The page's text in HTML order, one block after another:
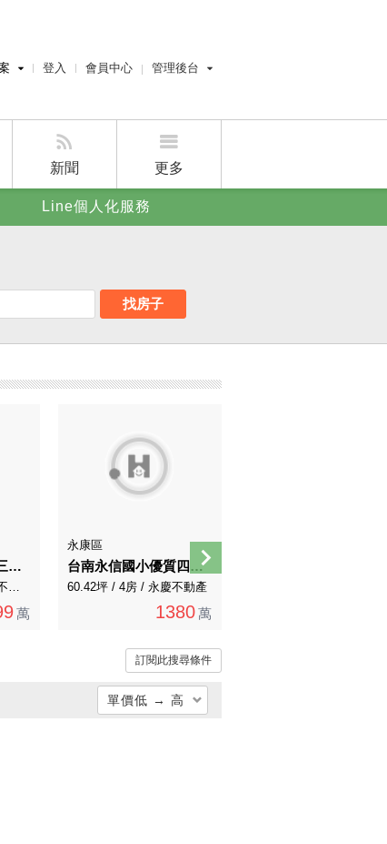
登入 會員中心 管理後台
屋主管理後台
新聞 更多
賣屋刊登
Line個人化服務
找房子
近永康交流道鹽行三村國小全新竣工電梯豪墅A
108.46坪 / 4房 / 永慶不動產
萬
永康區
台南永信國小優質四樓大地坪車庫別墅
60.42坪 / 4房 / 永慶不動產
1380 萬
訂閱此搜尋條件
單價低 → 高